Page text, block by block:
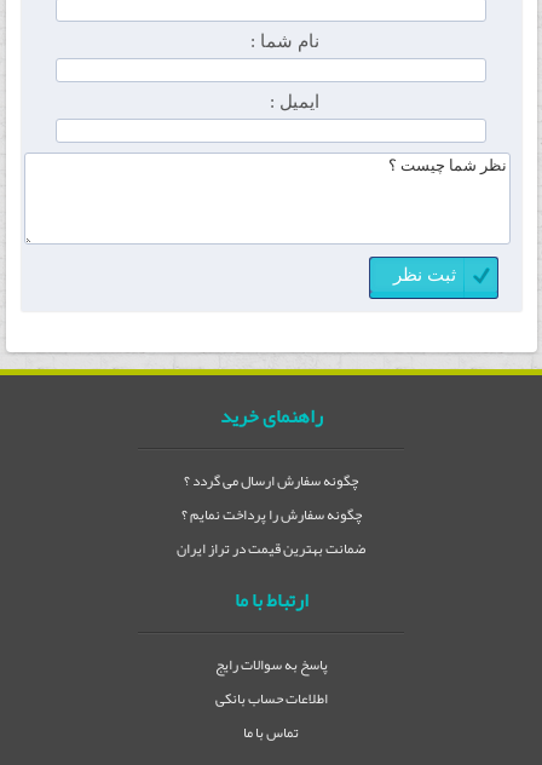
نام شما :
ایمیل :
راهنمای خرید
چگونه سفارش ارسال می گردد ؟
چگونه سفارش را پرداخت نمایم ؟
ضمانت بهترین قیمت در تراز ایران
ارتباط با ما
پاسخ به سوالات رایج
اطلاعات حساب بانکی
تماس با ما